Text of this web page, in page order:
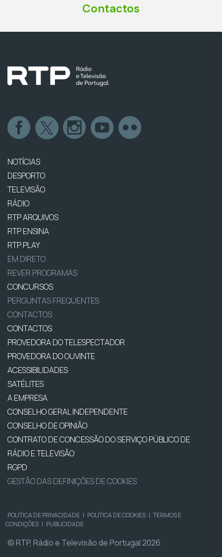
Contactos
NOTÍCIAS
DESPORTO
TELEVISÃO
RÁDIO
RTP ARQUIVOS
RTP ENSINA
RTP PLAY
EM DIRETO
REVER PROGRAMAS
CONCURSOS
PERGUNTAS FREQUENTES
CONTACTOS
CONTACTOS
PROVEDORA DO TELESPECTADOR
PROVEDORA DO OUVINTE
ACESSIBILIDADES
SATÉLITES
A EMPRESA
CONSELHO GERAL INDEPENDENTE
CONSELHO DE OPINIÃO
CONTRATO DE CONCESSÃO DO SERVIÇO PÚBLICO DE
RÁDIO E TELEVISÃO
RGPD
GESTÃO DAS DEFINIÇÕES DE COOKIES
POLÍTICA DE PRIVACIDADE | POLÍTICA DE COOKIES | TERMOS E
CONDIÇÕES | PUBLICIDADE
© RTP, Rádio e Televisão de Portugal 2026